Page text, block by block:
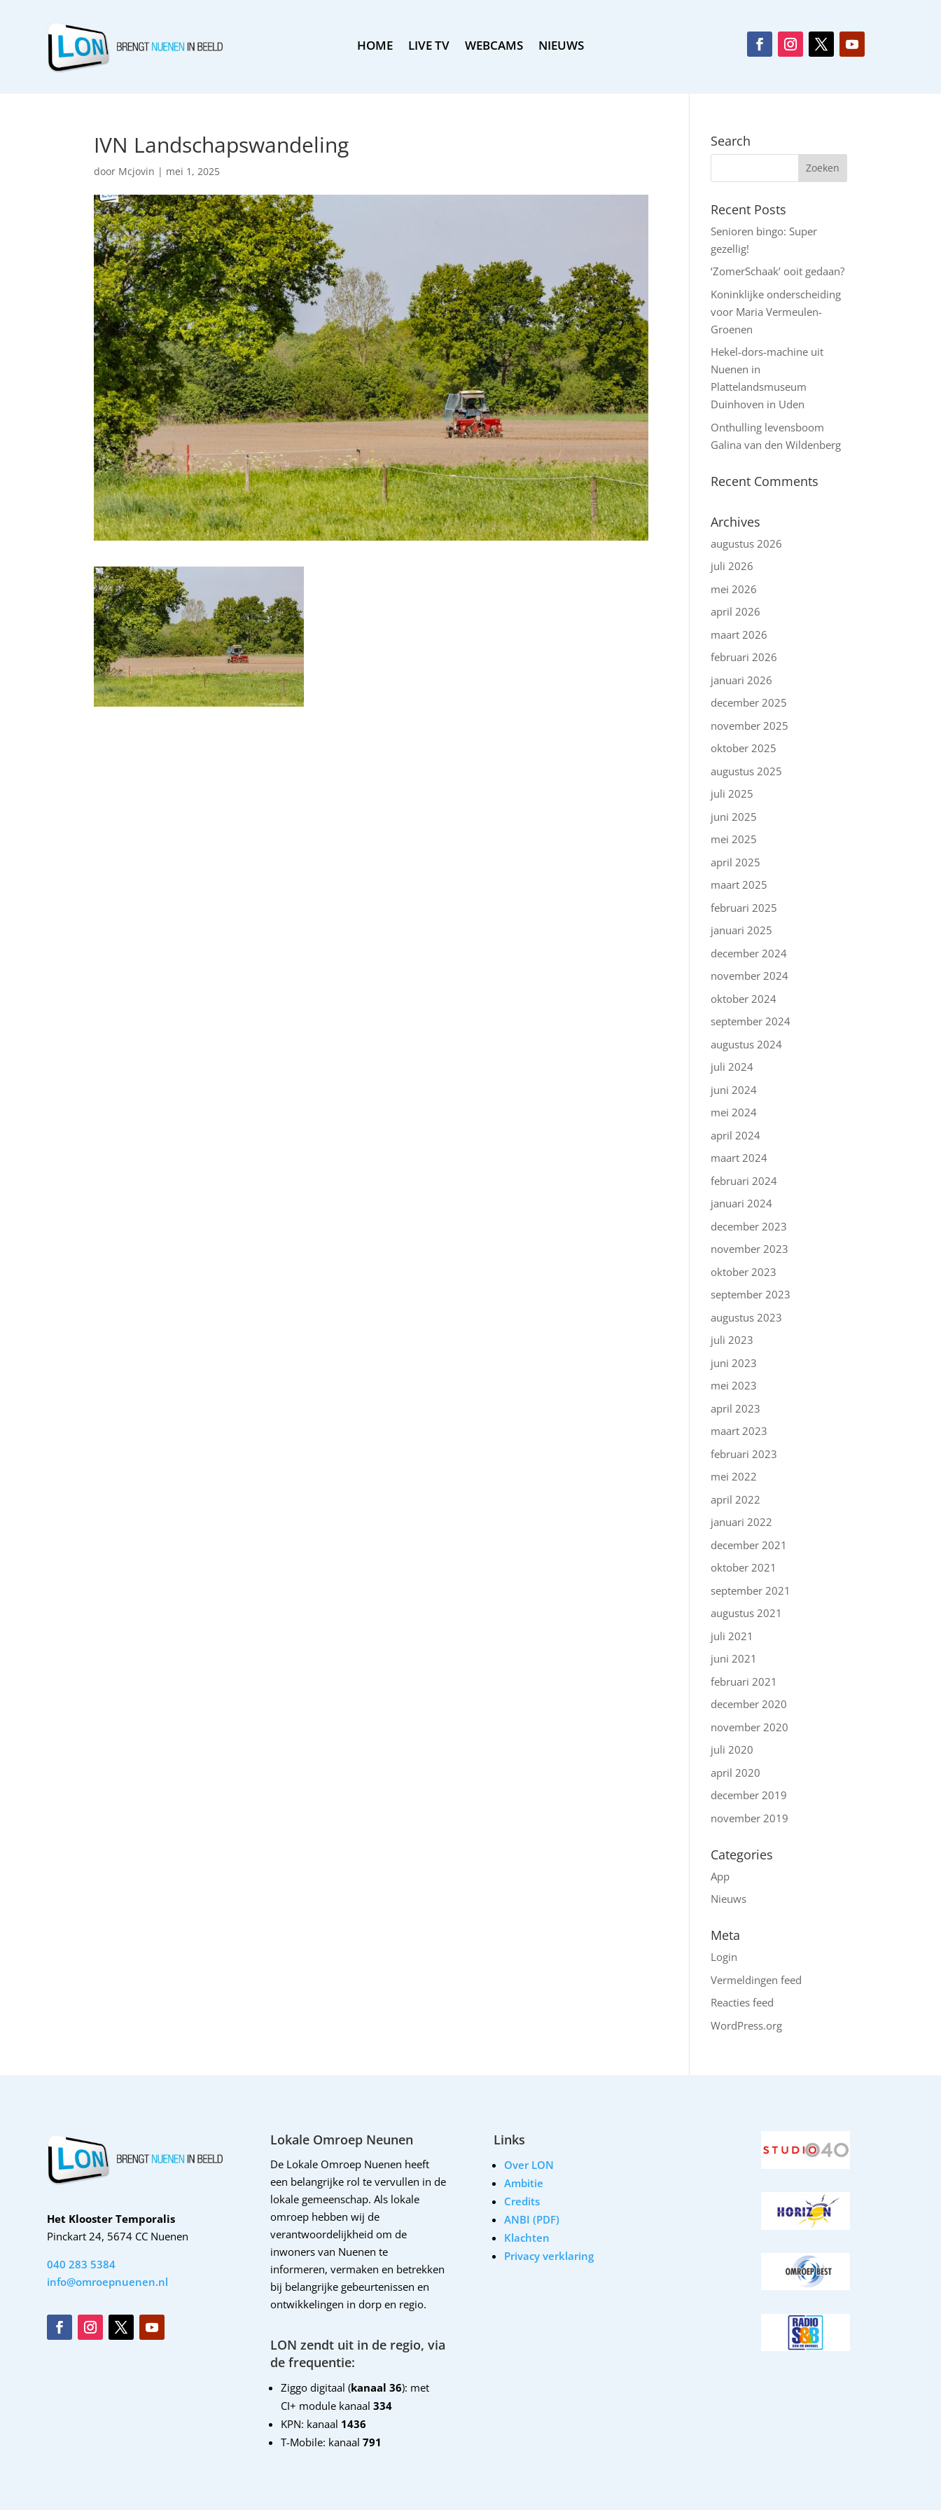
HOME LIVE TV WEBCAMS NIEUWS
IVN Landschapswandeling
door Mcjovin | mei 1, 2025
Search
Recent Posts
Senioren bingo: Super
gezellig!
‘ZomerSchaak’ ooit gedaan?
Koninklijke onderscheiding
voor Maria Vermeulen-
Groenen
Hekel-dors-machine uit
Nuenen in
Plattelandsmuseum
Duinhoven in Uden
Onthulling levensboom
Galina van den Wildenberg
Recent Comments
Archives
augustus 2026
juli 2026
mei 2026
april 2026
maart 2026
februari 2026
januari 2026
december 2025
november 2025
oktober 2025
augustus 2025
juli 2025
juni 2025
mei 2025
april 2025
maart 2025
februari 2025
januari 2025
december 2024
november 2024
oktober 2024
september 2024
augustus 2024
juli 2024
juni 2024
mei 2024
april 2024
maart 2024
februari 2024
januari 2024
december 2023
november 2023
oktober 2023
september 2023
augustus 2023
juli 2023
juni 2023
mei 2023
april 2023
maart 2023
februari 2023
mei 2022
april 2022
januari 2022
december 2021
oktober 2021
september 2021
augustus 2021
juli 2021
juni 2021
februari 2021
december 2020
november 2020
juli 2020
april 2020
december 2019
november 2019
Categories
App
Nieuws
Meta
Login
Vermeldingen feed
Reacties feed
WordPress.org
Het Klooster Temporalis
Pinckart 24, 5674 CC Nuenen
040 283 5384
info@omroepnuenen.nl
Lokale Omroep Neunen
De Lokale Omroep Nuenen heeft
een belangrijke rol te vervullen in de
lokale gemeenschap. Als lokale
omroep hebben wij de
verantwoordelijkheid om de
inwoners van Nuenen te
informeren, vermaken en betrekken
bij belangrijke gebeurtenissen en
ontwikkelingen in dorp en regio.
LON zendt uit in de regio, via
de frequentie:
Ziggo digitaal (kanaal 36): met
CI+ module kanaal 334
KPN: kanaal 1436
T-Mobile: kanaal791
Links
Over LON
Ambitie
Credits
ANBI (PDF)
Klachten
Privacy verklaring